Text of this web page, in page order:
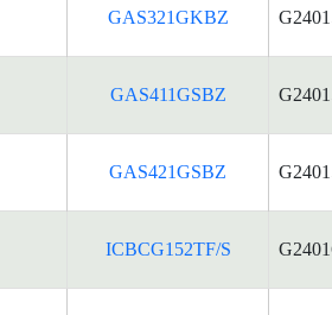
GAS321GKBZ
GAS411GSBZ
GAS421GSBZ
ICBCG152TF/S